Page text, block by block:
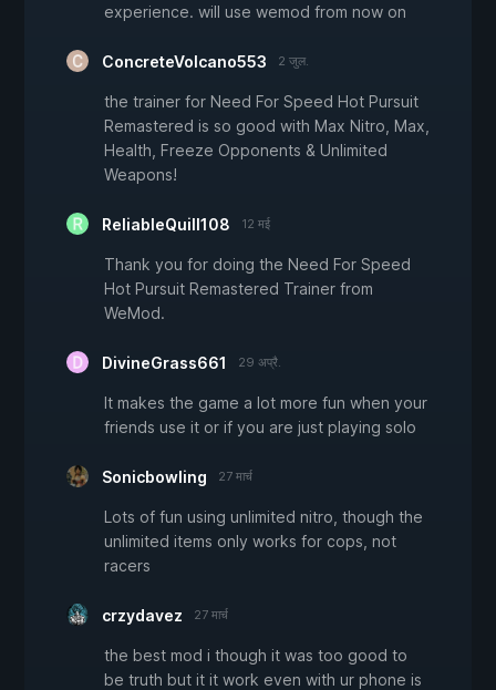
experience. will use wemod from now on
ConcreteVolcano553 2 जुल.
the trainer for Need For Speed Hot Pursuit
Remastered is so good with Max Nitro, Max,
Health, Freeze Opponents & Unlimited
Weapons!
ReliableQuill108 12 मई
Thank you for doing the Need For Speed
Hot Pursuit Remastered Trainer from
WeMod.
DivineGrass661 29 अप्रै.
It makes the game a lot more fun when your
friends use it or if you are just playing solo
Sonicbowling 27 मार्च
Lots of fun using unlimited nitro, though the
unlimited items only works for cops, not
racers
crzydavez 27 मार्च
the best mod i though it was too good to
be truth but it it work even with ur phone is